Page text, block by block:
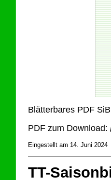
Blätterbares PDF
PDF zum Download:
Eingestellt am 14. Juni 2024
TT-